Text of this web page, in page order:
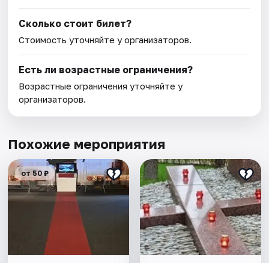
Сколько стоит билет?
Стоимость уточняйте у организаторов.
Есть ли возрастные ограничения?
Возрастные ограничения уточняйте у
организаторов.
Похожие мероприятия
от 50 ₽